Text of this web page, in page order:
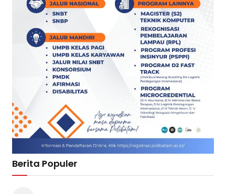
Berita Populer